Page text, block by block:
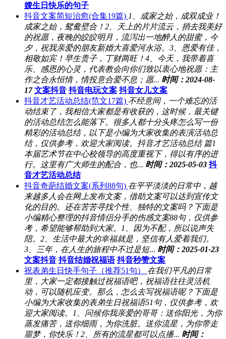
嫂生日快乐的句子
抖音文案简短治愈(合集19篇) 1、成家之始，成双成业！
成家之始，鸳鸯壁合！2、天上的片片流云，捎去我美好
的祝愿，夜晚的皎皎明月，流泻出一地醉人的甜蜜，今
夕，祝我亲爱的朋友新婚大喜爱河永浴。3、恩爱有佳，
相敬如宾！早生贵子，丁财两旺！4、今天，我带着喜
乐、感恩的心灵，代表教会向你们致以衷心地祝愿：主
作之合永恒情，情投意合爱不息；愿... 时间：2024-08-
17 文案抖音 抖音电玩文案 抖音女儿文案
抖音才艺活动总结(范文17篇) 不经意间，一个难忘的活
动结束了，我相信大家都是有收获的，这时候，最关键
的活动总结怎么能落下。很多人都十分头疼怎么写一份
精彩的活动总结，以下是小编为大家收集的表演活动总
结，仅供参考，欢迎大家阅读。抖音才艺活动总结 篇1
本届艺术节在中心校领导的高度重视下，得以有序的进
行。这里有广大师生的配合，也... 时间：2025-05-03 抖
音才艺活动总结
抖音奇葩结婚文案(系列88句) 在平平淡淡的日常中，越
来越多人会在网上发布文案，借助文案可以达到宣传文
化的目的。还在苦苦寻找个性、独特的文案吗？下面是
小编精心整理的抖音情侣分手的伤感文案88句，仅供参
考，希望能够帮助到大家。1、因为不配，所以说声失
陪。2、生活中最大的幸福就是，坚信有人爱着我们。
3、三年，在人生的旅程中不过是短... 时间：2025-01-23
文案抖音 抖音结婚祝福语 抖音秒赞文案
祝表弟生日快手句子（推荐51句）
在我们平凡的日常
里，大家一定都接触过祝福语吧，祝福语往往灵活机
动，可以随机应变。那么，怎么去写祝福语呢？下面是
小编为大家收集的表弟生日祝福语51句，仅供参考，欢
迎大家阅读。1、问候你我亲爱的哥哥：送你阳光，为你
蒸发痛苦，送你细雨，为你洗脏。送你流星，为你带走
噩梦，你快乐！2、所有的流星都可以点播... 时间：